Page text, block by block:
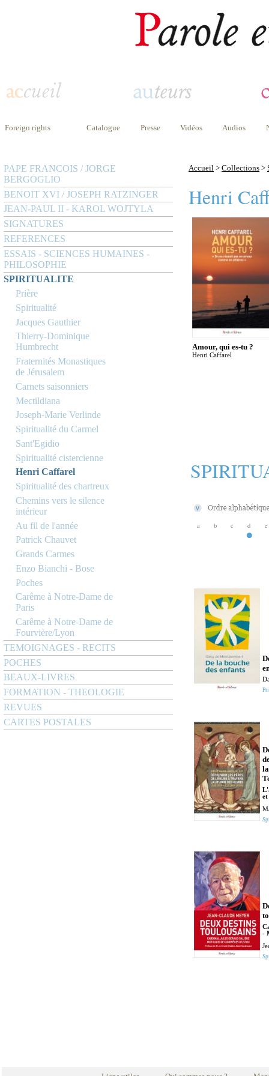
Foreign rights Catalogue Presse Vidéos Audios
PAPE FRANCOIS / JORGE
BERGOGLIO
BENOIT XVI / JOSEPH RATZINGER
JEAN-PAUL II - KAROL WOJTYLA
SIGNATURES
REFERENCES
ESSAIS - SCIENCES HUMAINES -
PHILOSOPHIE
SPIRITUALITE
Prière
Spiritualité
Jacques Gauthier
Thierry-Dominique
Humbrecht
Fraternités Monastiques
de Jérusalem
Carnets saisonniers
Mectildiana
Joseph-Marie Verlinde
Spiritualité du Carmel
Sant'Egidio
Spiritualité cistercienne
Henri Caffarel
Spiritualité des chartreux
Chemins vers le silence
intérieur
Au fil de l'année
Patrick Chauvet
Grands Carmes
Enzo Bianchi - Bose
Poches
Carême à Notre-Dame de
Paris
Carême à Notre-Dame de
Fourvière/Lyon
TEMOIGNAGES - RECITS
POCHES
BEAUX-LIVRES
FORMATION - THEOLOGIE
REVUES
CARTES POSTALES
Accueil > Collections >
Henri
Amour, qui es-tu ?
Henri Caffarel
a b c d e
et
-